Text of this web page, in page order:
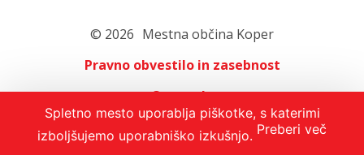
© 2026 Mestna občina Koper
Pravno obvestilo in zasebnost
O portalu
Oglaševanje
Spletno mesto uporablja piškotke, s katerimi
izboljšujemo uporabniško izkušnjo. Preberi več